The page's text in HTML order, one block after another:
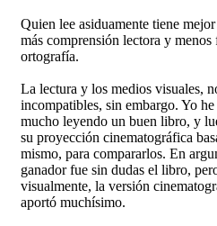
Quien lee asiduamente tiene
más comprensión lectora y menos
ortografía.
La lectura y los medios visuales,
incompatibles, sin embargo. Yo
mucho leyendo un buen libro, y
su proyección cinematográfica
mismo, para compararlos. En
ganador fue sin dudas el libro,
visualmente, la versión
aportó muchísimo.